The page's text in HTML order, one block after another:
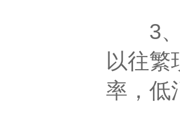
3、
以往繁
率，低